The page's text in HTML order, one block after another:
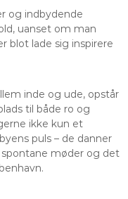
og indbydende
uanset om man
blot lade sig inspirere
inde og ude, opstår
til både ro og
ikke kun et
puls – de danner
møder og det